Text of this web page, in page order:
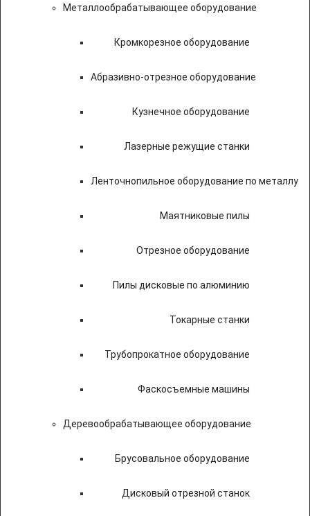
Металлообрабатывающее оборудование
Кромкорезное оборудование
Абразивно-отрезное оборудование
Кузнечное оборудование
Лазерные режущие станки
Ленточнопильное оборудование по металлу
Маятниковые пилы
Отрезное оборудование
Пилы дисковые по алюминию
Токарные станки
Трубопрокатное оборудование
Фаскосъемные машины
Деревообрабатывающее оборудование
Брусовальное оборудование
Дисковый отрезной станок